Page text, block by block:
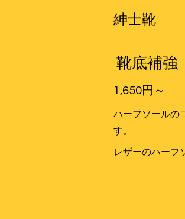
紳士靴
靴底補強
1,650円～
ハーフソールの
す。
レザーのハーフ